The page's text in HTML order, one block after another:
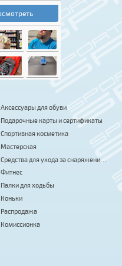
Аксессуары для обуви
Подарочные карты и сертификаты
Спортивная косметика
Мастерская
Средства для ухода за снаряжением
Фитнес
Палки для ходьбы
Коньки
Распродажа
Комиссионка